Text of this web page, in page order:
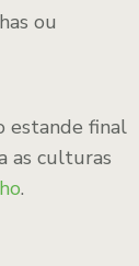
ou
estande final
as culturas
.